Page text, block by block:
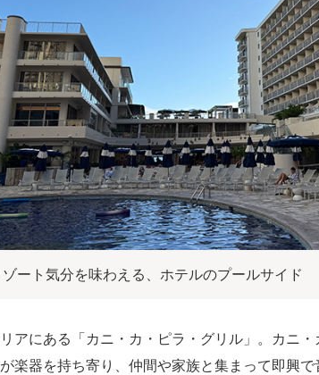
ート気分を味わえる、ホテルのプールサイド
アにある「カニ・カ・ピラ・グリル」。カニ
楽器を持ち寄り、仲間や家族と集まって即興